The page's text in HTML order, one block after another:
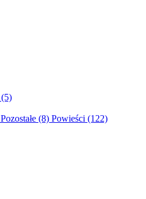
(5)
Pozostałe (8) Powieści (122)